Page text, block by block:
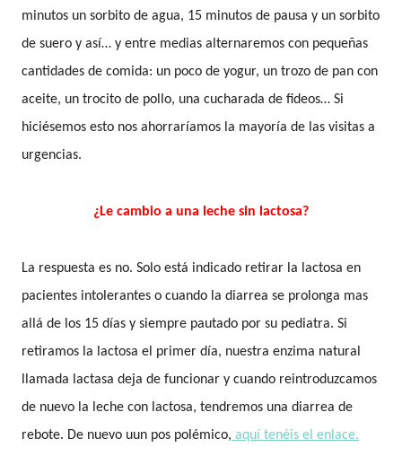
minutos un sorbito de agua, 15 minutos de pausa y un sorbito
de suero y así… y entre medias alternaremos con pequeñas
cantidades de comida: un poco de yogur, un trozo de pan con
aceite, un trocito de pollo, una cucharada de fideos… Si
hiciésemos esto nos ahorraríamos la mayoría de las visitas a
urgencias.
¿Le cambio a una leche sin lactosa?
La respuesta es no. Solo está indicado retirar la lactosa en
pacientes intolerantes o cuando la diarrea se prolonga mas
allá de los 15 días y siempre pautado por su pediatra. Si
retiramos la lactosa el primer día, nuestra enzima natural
llamada lactasa deja de funcionar y cuando reintroduzcamos
de nuevo la leche con lactosa, tendremos una diarrea de
rebote. De nuevo uun pos polémico, aquí tenéis el enlace.